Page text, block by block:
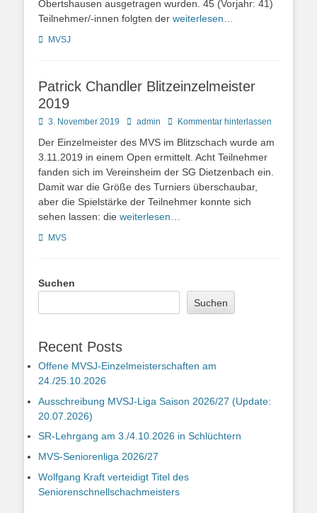
Obertshausen ausgetragen wurden. 45 (Vorjahr: 41)
Teilnehmer/-innen folgten der weiterlesen…
Kategorien
MVSJ
Patrick Chandler Blitzeinzelmeister
2019
Posted
3. November 2019 Autoradmin Kommentar hinterlassen
Der Einzelmeister des MVS im Blitzschach wurde am
3.11.2019 in einem Open ermittelt. Acht Teilnehmer
fanden sich im Vereinsheim der SG Dietzenbach ein.
Damit war die Größe des Turniers überschaubar,
aber die Spielstärke der Teilnehmer konnte sich
sehen lassen: die weiterlesen…
Kategorien
MVS
Suchen
Suchen
Recent Posts
Offene MVSJ-Einzelmeisterschaften am
24./25.10.2026
Ausschreibung MVSJ-Liga Saison 2026/27 (Update:
20.07.2026)
SR-Lehrgang am 3./4.10.2026 in Schlüchtern
MVS-Seniorenliga 2026/27
Wolfgang Kraft verteidigt Titel des
Seniorenschnellschachmeisters